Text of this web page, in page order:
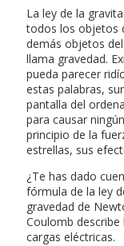
La ley de la
todos los objetos
demás objetos
llama gravedad.
pueda parecer
estas palabras,
pantalla del
para causar
principio de la
estrellas, sus
¿Te has dado
fórmula de la ley
gravedad de
Coulomb
cargas eléctricas.